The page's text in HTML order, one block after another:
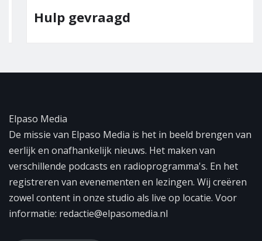
Hulp gevraagd
Elpaso Media
De missie van Elpaso Media is het in beeld brengen van
eerlijk en onafhankelijk nieuws. Het maken van
verschillende podcasts en radioprogramma's. En het
registreren van evenementen en lezingen. Wij creëren
zowel content in onze studio als live op locatie. Voor
informatie: redactie@elpasomedia.nl